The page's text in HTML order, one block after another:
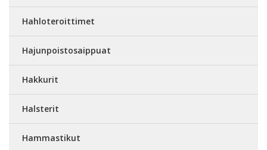
Hahloteroittimet
Hajunpoistosaippuat
Hakkurit
Halsterit
Hammastikut